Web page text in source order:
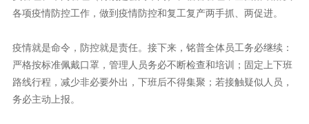
各项疫情防控工作，做到疫情防控和复工复产两手抓、两促进。
务必主动上报。